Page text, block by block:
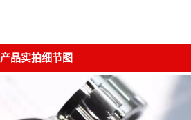
产品实拍细节图